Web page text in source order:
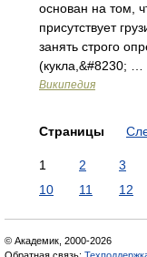
основан на том,
присутствует
занять строго
(кукла,&#8230; …
Википедия
Страницы
1 2 3
10
11 12
© Академик, 2000-2026